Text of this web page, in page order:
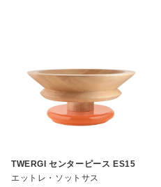
TWERGI センターピース ES15
エットレ・ソットサス